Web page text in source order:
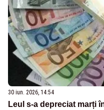
30 iun. 2026, 14:54
Leul s-a depreciat marți